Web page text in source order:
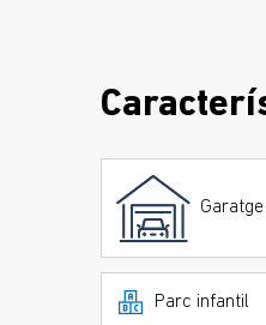
Garatge
Parc infantil